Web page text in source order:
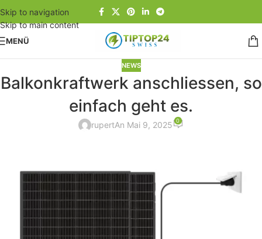
Skip to navigation
Skip to main content
MENÜ
NEWS
Balkonkraftwerk anschliessen, so
einfach geht es.
rupertAn Mai 9, 2025 0